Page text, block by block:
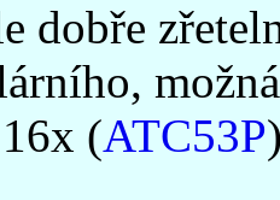
dobře
(ATC53P